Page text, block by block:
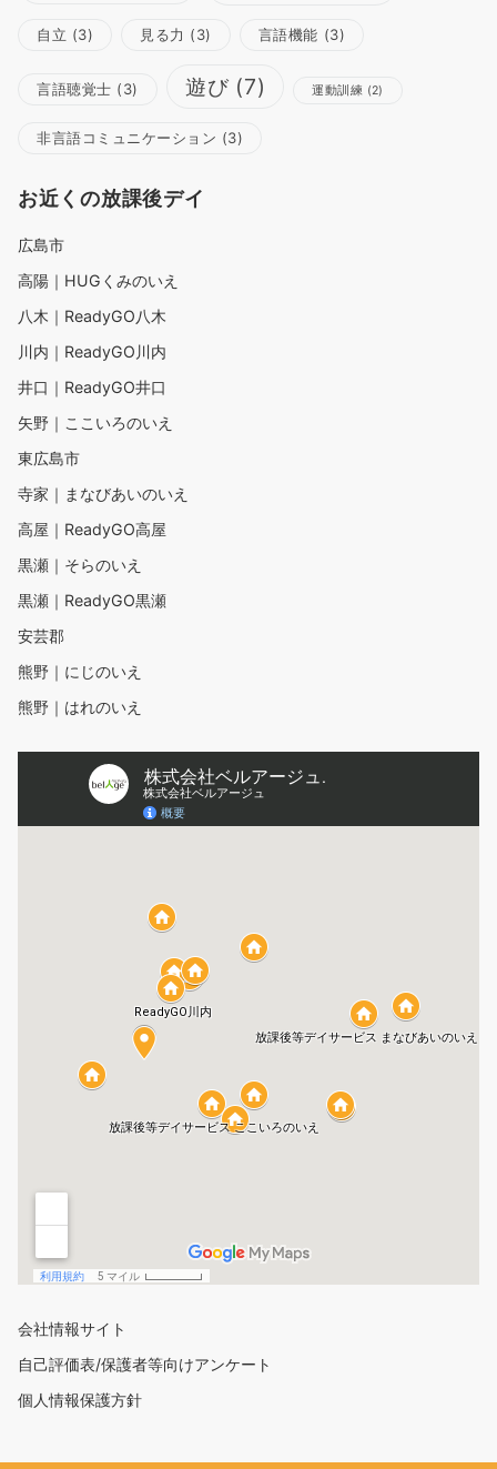
自立 (3) 見る力 (3) 言語機能 (3)
言語聴覚士 (3) 遊び(7) 運動訓練 (2)
非言語コミュニケーション (3)
お近くの放課後デイ
広島市
高陽｜HUGくみのいえ
八木｜ReadyGO八木
川内｜ReadyGO川内
井口｜ReadyGO井口
矢野｜ここいろのいえ
東広島市
寺家｜まなびあいのいえ
高屋｜ReadyGO高屋
黒瀬｜そらのいえ
黒瀬｜ReadyGO黒瀬
安芸郡
熊野｜にじのいえ
熊野｜はれのいえ
会社情報サイト
自己評価表/保護者等向けアンケート
個人情報保護方針